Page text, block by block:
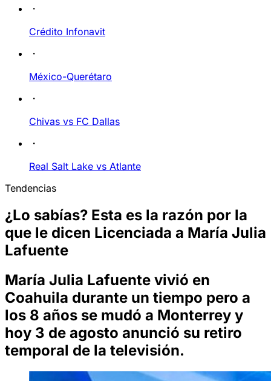
Crédito Infonavit
México-Querétaro
Chivas vs FC Dallas
Real Salt Lake vs Atlante
Tendencias
¿Lo sabías? Esta es la razón por la
que le dicen Licenciada a María Julia
Lafuente
María Julia Lafuente vivió en
Coahuila durante un tiempo pero a
los 8 años se mudó a Monterrey y
hoy 3 de agosto anunció su retiro
temporal de la televisión.